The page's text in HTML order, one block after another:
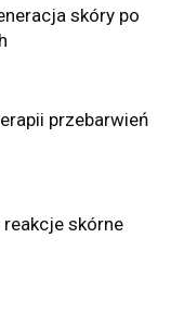
skóry po
przebarwień
reakcje skórne